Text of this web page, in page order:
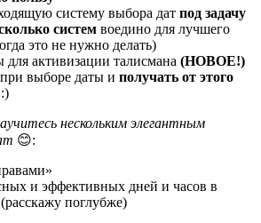
систему выбора дат под задачу
систем воедино для лучшего
это не нужно делать)
активизации талисмана (НОВОЕ!)
при выборе даты и получать от этого
:)
нескольким элегантным
😊:
и эффективных дней и часов в
поглубже)